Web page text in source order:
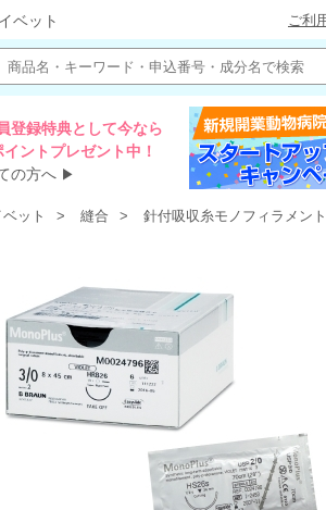
ベット ご利
登録特典として今なら
ントプレゼント中！
の方へ ▶
ット 縫合 針付吸収糸モノフィラメント